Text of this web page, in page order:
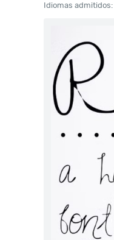
Idiomas admitidos: